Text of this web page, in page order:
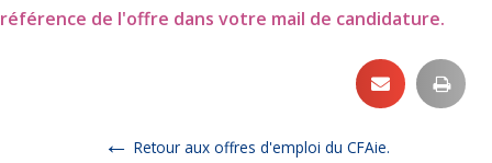
référence de l'offre dans votre mail de candidature.
← Retour aux offres d'emploi du CFAie.